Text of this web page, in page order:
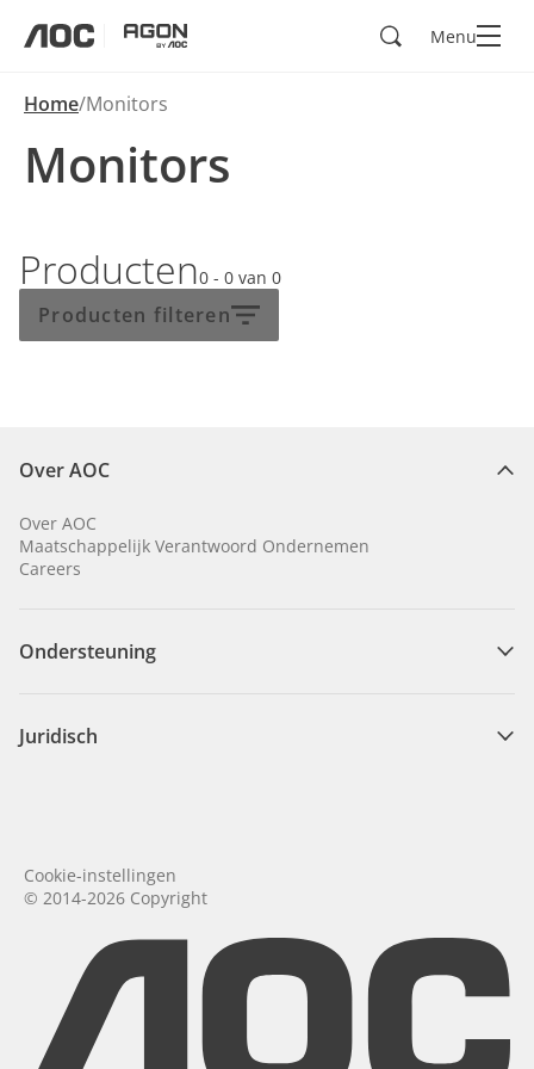
ZoekenMenu
Home Monitors
Monitors
Producten0 - 0 van 0
Producten filteren
Over AOC
Over AOC
Maatschappelijk Verantwoord Ondernemen
Careers
Ondersteuning
Juridisch
© 2014-2026 Copyright
Cookie-instellingen